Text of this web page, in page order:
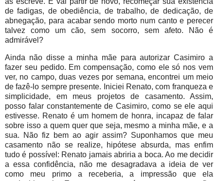
de fadigas, de obediência, de trabalho, de dedicação, de
abnegação, para acabar sendo morto num canto e perecer
talvez como um cão, sem socorro, sem afeto. Não é
admirável?
Ainda não disse a minha mãe para autorizar Casimiro a
fazer seu pedido. Em compensação, como ele só nos vem
ver, no campo, duas vezes por semana, encontrei um meio
de fazê-lo sempre presente. Iniciei Renato, com franqueza e
simplicidade, em meus projetos de casamento. Assim,
posso falar constantemente de Casimiro, como se ele aqui
estivesse. Renato é um homem de honra, incapaz de falar
sobre isso a quem quer que seja, mesmo a minha mãe, e a
sua. Não fiz bem ao agir assim? Suponhamos que meu
casamento não se realize, hipótese absurda, mas enfim
tudo é possível: Renato jamais abriria a boca. Ao me decidir
a essa confidência, não me desagradava a ideia de ver
como meu primo a receberia, a impressão que ela